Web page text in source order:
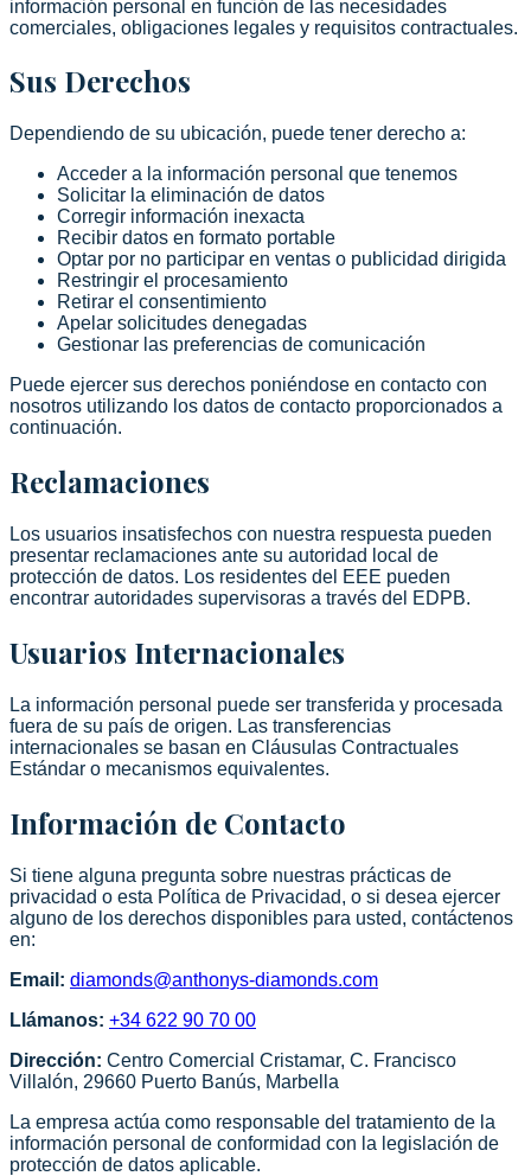
información personal en función de las necesidades
comerciales, obligaciones legales y requisitos contractuales.
Sus Derechos
Dependiendo de su ubicación, puede tener derecho a:
Acceder a la información personal que tenemos
Solicitar la eliminación de datos
Corregir información inexacta
Recibir datos en formato portable
Optar por no participar en ventas o publicidad dirigida
Restringir el procesamiento
Retirar el consentimiento
Apelar solicitudes denegadas
Gestionar las preferencias de comunicación
Puede ejercer sus derechos poniéndose en contacto con
nosotros utilizando los datos de contacto proporcionados a
continuación.
Reclamaciones
Los usuarios insatisfechos con nuestra respuesta pueden
presentar reclamaciones ante su autoridad local de
protección de datos. Los residentes del EEE pueden
encontrar autoridades supervisoras a través del EDPB.
Usuarios Internacionales
La información personal puede ser transferida y procesada
fuera de su país de origen. Las transferencias
internacionales se basan en Cláusulas Contractuales
Estándar o mecanismos equivalentes.
Información de Contacto
Si tiene alguna pregunta sobre nuestras prácticas de
privacidad o esta Política de Privacidad, o si desea ejercer
alguno de los derechos disponibles para usted, contáctenos
en:
Email: diamonds@anthonys-diamonds.com
Llámanos: +34 622 90 70 00
Dirección: Centro Comercial Cristamar, C. Francisco
Villalón, 29660 Puerto Banús, Marbella
La empresa actúa como responsable del tratamiento de la
información personal de conformidad con la legislación de
protección de datos aplicable.